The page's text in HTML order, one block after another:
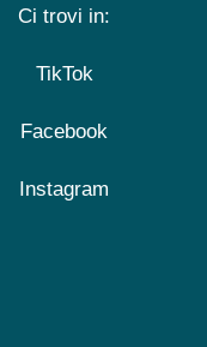
Ci trovi in:
TikTok
Facebook
Instagram